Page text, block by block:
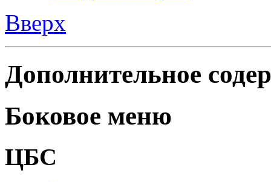
Вверх
Дополнительное
Боковое меню
ЦБС